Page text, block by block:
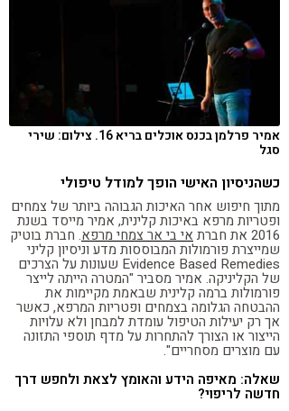
אמיר פרלמן בכנס אוכלים בריא 16. צילום: שירי
סגל
כשהניסיון האישי הופך למודל טיפולי
מתוך חיפוש אחר האיכות הגבוהה ביותר של צמחים
ופטריות מרפא באיכות קלינית, אמיר מייסד בשנת
2016 את חברת אי בי אר צמחי מרפא. חברת בוטיק
שמייצרת פורמולות המבוססות מדע וניסיון קליני
Evidence Based Remedies שעונות על הצרכים
של הקליניקה. אמיר מסביר "המטרה הייתה לייצר
פורמולות ברמה קלינית שבאמת מקיימות את
ההבטחה הגלומה בצמחים ופטריות המרפא, כאשר
אך רק יעילות הטיפול עומדת למבחן ולא עלויות
הייצור או הצורך להתחרות על מדף תוספי התזונה
עם מוצרים מסחריים".
שאלה: מאיפה הידע והאומץ לצאת ולחפש דרך
חדשה לריפוי?